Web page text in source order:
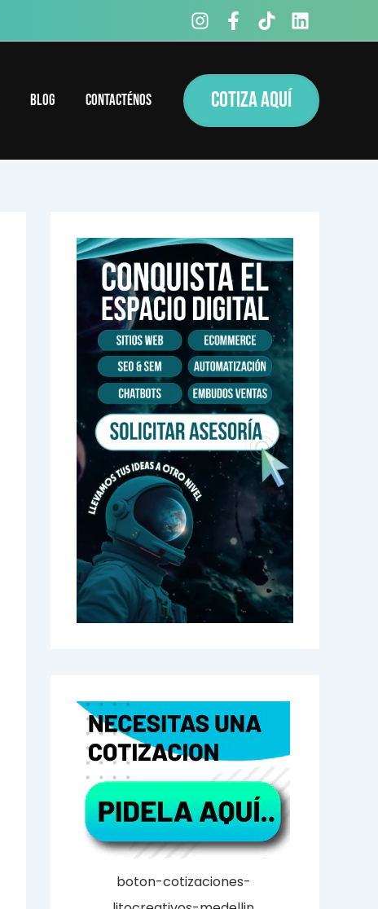
Blog Contacténos COTIZA AQUÍ
boton-cotizaciones-